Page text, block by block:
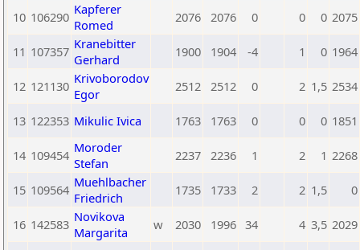
10 106290 Kapferer
Romed
2076 2076 0 0 0 2075
11 107357 Kranebitter
Gerhard
1900 1904 -4 1 0 1964
12 121130 Krivoborodov
Egor
2512 2512 0 2 1,5 2534
13 122353 Mikulic Ivica 1763 1763 0 0 0 1851
14 109454 Moroder
Stefan
2237 2236 1 2 1 2268
15 109564 Muehlbacher
Friedrich
1735 1733 2 2 1,5 0
16 142583 Novikova
Margarita
w 2030 1996 34 4 3,5 2029